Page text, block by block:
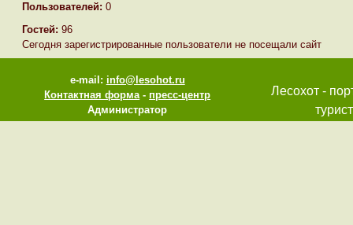
Пользователей: 0
Гостей: 96
Сегодня зарегистрированные пользователи не посещали сайт
e-mail: info@lesohot.ru
Контактная форма-пресс-центр
Администратор
Лесохот -